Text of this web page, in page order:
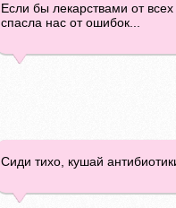
Если бы лекарствами от
спасла нас от ошибок...
Сиди тихо, кушай